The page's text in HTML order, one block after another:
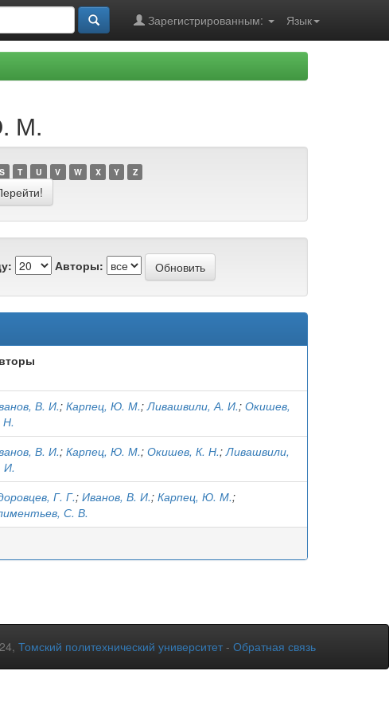
Язык
Зарегистрированным:
М.
S T U V W X Y Z
Авторы:
В. И.; Карпец, Ю. М.;Ливашвили, А. И.; Окишев,
Н.
В. И.; Карпец, Ю. М.; Окишев, К. Н.;Ливашвили,
И.
Г. Г.; Иванов, В. И.; Карпец, Ю. М.;
С. В.
Томский политехнический университет - Обратная связь